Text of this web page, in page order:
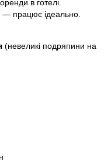
в готелі.
— працює ідеально.
(невеликі подряпини на